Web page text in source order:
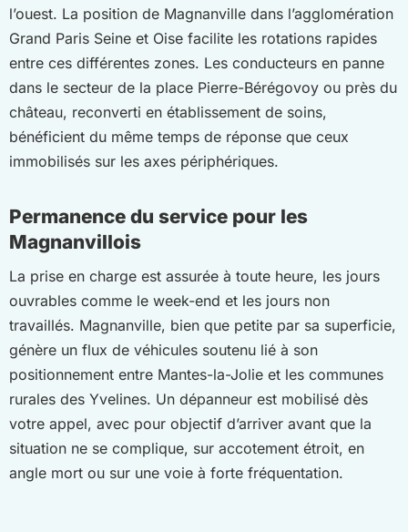
l’ouest. La position de Magnanville dans l’agglomération
Grand Paris Seine et Oise facilite les rotations rapides
entre ces différentes zones. Les conducteurs en panne
dans le secteur de la place Pierre-Bérégovoy ou près du
château, reconverti en établissement de soins,
bénéficient du même temps de réponse que ceux
immobilisés sur les axes périphériques.
Permanence du service pour les
Magnanvillois
La prise en charge est assurée à toute heure, les jours
ouvrables comme le week-end et les jours non
travaillés. Magnanville, bien que petite par sa superficie,
génère un flux de véhicules soutenu lié à son
positionnement entre Mantes-la-Jolie et les communes
rurales des Yvelines. Un dépanneur est mobilisé dès
votre appel, avec pour objectif d’arriver avant que la
situation ne se complique, sur accotement étroit, en
angle mort ou sur une voie à forte fréquentation.